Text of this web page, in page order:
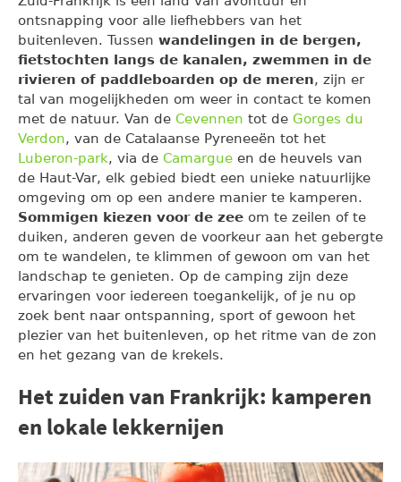
ontsnapping voor alle liefhebbers van het
buitenleven. Tussen wandelingen in de bergen,
fietstochten langs de kanalen, zwemmen in de
rivieren of paddleboarden op de meren, zijn er
tal van mogelijkheden om weer in contact te komen
met de natuur. Van de Cevennen tot de Gorges du
Verdon, van de Catalaanse Pyreneeën tot het
Luberon-park, via de Camargue en de heuvels van
de Haut-Var, elk gebied biedt een unieke natuurlijke
omgeving om op een andere manier te kamperen.
Sommigen kiezen voor de zee om te zeilen of te
duiken, anderen geven de voorkeur aan het gebergte
om te wandelen, te klimmen of gewoon om van het
landschap te genieten. Op de camping zijn deze
ervaringen voor iedereen toegankelijk, of je nu op
zoek bent naar ontspanning, sport of gewoon het
plezier van het buitenleven, op het ritme van de zon
en het gezang van de krekels.
Het zuiden van Frankrijk: kamperen
en lokale lekkernijen